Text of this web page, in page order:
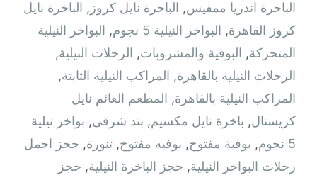
الباخرة اندريا ممفيس, الباخرة نايل كروز , الباخرة نايل
كروز القاهرة, البواخر النيلية 5 نجوم , البواخر النيلية
المتحركة, البوفية والمشروبات, الرحلات النيلية,
الرحلات النيلية بالقاهرة, المراكب النيلية الثابتة,
المراكب النيلية بالقاهرة, المطعم العائم نايل
كريستال, باخرة نايل مكسيم, بند شرقى, بواخر نيلية
5 نجوم
, بوفية مفتوح, بوفيه مفتوح, تنورة, حجز اجمل
رحلات البواخر النيلية, حجز الباخرة النيلية, حجز